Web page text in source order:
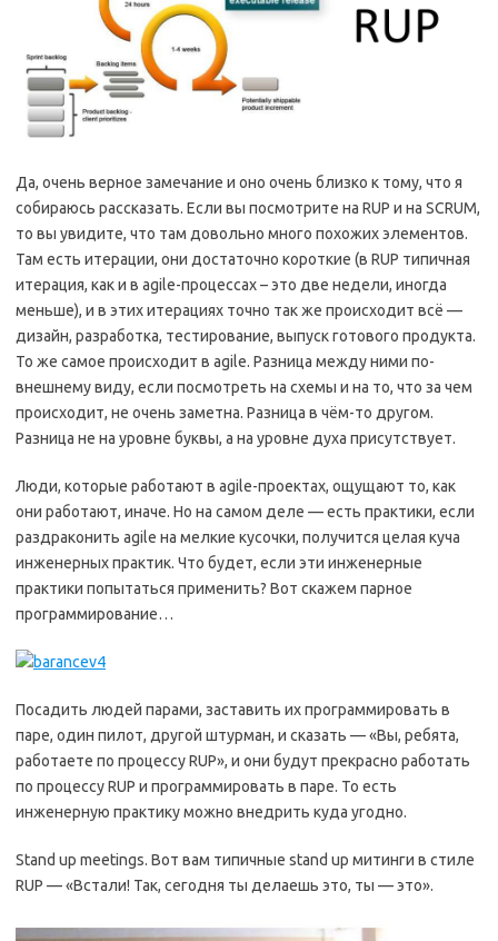
Да, очень верное замечание и оно очень близко к тому, что я
собираюсь рассказать. Если вы посмотрите на RUP и на SCRUM,
то вы увидите, что там довольно много похожих элементов.
Там есть итерации, они достаточно короткие (в RUP типичная
итерация, как и в agile-процессах – это две недели, иногда
меньше), и в этих итерациях точно так же происходит всё —
дизайн, разработка, тестирование, выпуск готового продукта.
То же самое происходит в agile. Разница между ними по-
внешнему виду, если посмотреть на схемы и на то, что за чем
происходит, не очень заметна. Разница в чём-то другом.
Разница не на уровне буквы, а на уровне духа присутствует.
Люди, которые работают в agile-проектах, ощущают то, как
они работают, иначе. Но на самом деле — есть практики, если
раздраконить agile на мелкие кусочки, получится целая куча
инженерных практик. Что будет, если эти инженерные
практики попытаться применить? Вот скажем парное
программирование…
Посадить людей парами, заставить их программировать в
паре, один пилот, другой штурман, и сказать — «Вы, ребята,
работаете по процессу RUP», и они будут прекрасно работать
по процессу RUP и программировать в паре. То есть
инженерную практику можно внедрить куда угодно.
Stand up meetings. Вот вам типичные stand up митинги в стиле
RUP — «Встали! Так, сегодня ты делаешь это, ты — это».